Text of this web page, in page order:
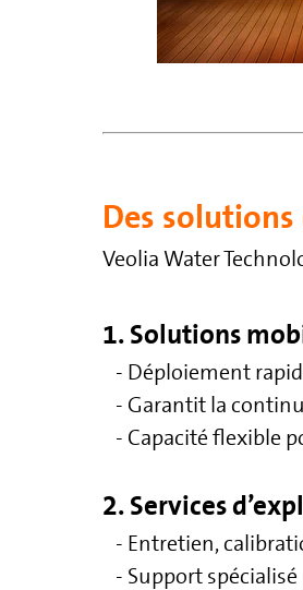
Des
Veolia Water
1. Solutions
- Déploiement
- Garantit la
- Capacité flexible
2. Services
- Entretien,
- Support